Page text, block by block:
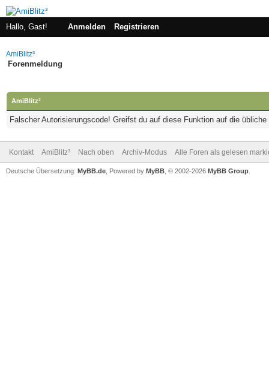
Hallo, Gast! Anmelden Registrieren
AmiBlitz³
Forenmeldung
AmiBlitz³
Falscher Autorisierungscode! Greifst du auf diese Funktion auf die
Kontakt AmiBlitz³ Nach oben Archiv-Modus Alle Foren als gelesen
Deutsche Übersetzung: MyBB.de , Powered by MyBB , © 2002-2026 MyBB Group